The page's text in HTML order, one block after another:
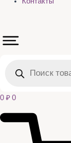
товаров
0 ₽ 0